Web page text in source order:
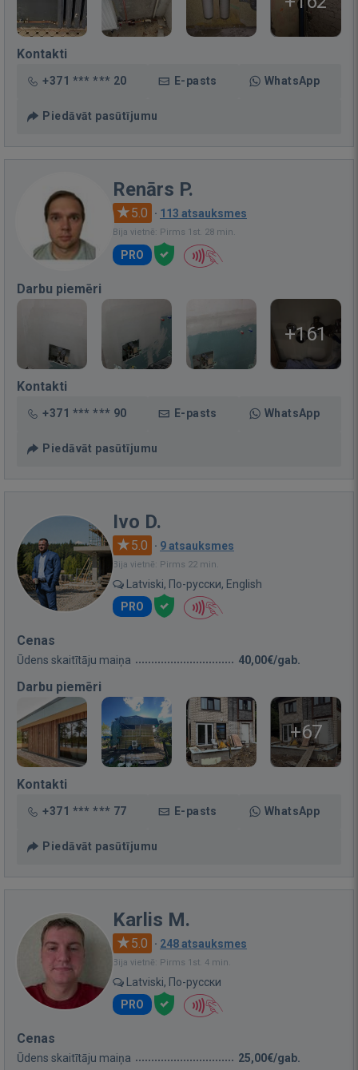
Kontakti
+371 *** *** 20 E-pasts WhatsApp
Piedāvāt pasūtījumu
Renārs P.
5.0 · 113 atsauksmes
Bija vietnē: Pirms 1st. 28 min.
PRO
Darbu piemēri
+161
Kontakti
+371 *** *** 90 E-pasts WhatsApp
Piedāvāt pasūtījumu
Ivo D.
5.0 · 9 atsauksmes
Bija vietnē: Pirms 22 min.
Latviski, По-русски, English
PRO
Cenas
Ūdens skaitītāju maiņa 40,00€/gab.
Darbu piemēri
+67
Kontakti
+371 *** *** 77 E-pasts WhatsApp
Piedāvāt pasūtījumu
Karlis M.
5.0 · 248 atsauksmes
Bija vietnē: Pirms 1st. 4 min.
Latviski, По-русски
PRO
Cenas
Ūdens skaitītāju maiņa 25,00€/gab.